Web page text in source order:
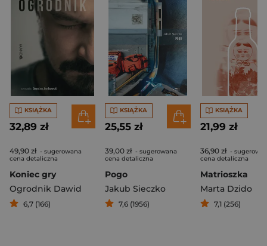
KSIĄŻKA
32,89 zł
49,90 zł - sugerowana
cena detaliczna
Koniec gry
Ogrodnik Dawid
6,7 (166)
KSIĄŻKA
25,55 zł
39,00 zł - sugerowana
cena detaliczna
Pogo
Jakub Sieczko
7,6 (1956)
KSIĄŻKA
21,99 zł
36,90 zł -
cena detaliczna
Matrioszka
Marta Dzido
7,1 (256)